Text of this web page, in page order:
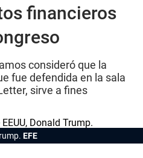
financieros
consideró que la
fue defendida en la sala
sirve a fines
EFE